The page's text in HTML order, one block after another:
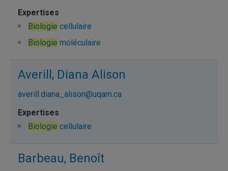
Biologie cellulaire
Biologie moléculaire
Averill, Diana Alison
averill.diana_alison@uqam.ca
Biologie cellulaire
Barbeau, Benoît